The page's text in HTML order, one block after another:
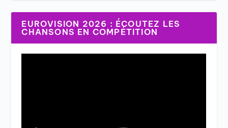
EUROVISION 2026 : ÉCOUTEZ LES
CHANSONS EN COMPÉTITION